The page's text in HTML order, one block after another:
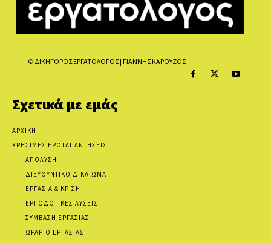
© ΔΙΚΗΓΟΡΟΣ ΕΡΓΑΤΟΛΟΓΟΣ | ΓΙΑΝΝΗΣ ΚΑΡΟΥΖΟΣ
Σχετικά με εμάς
ΑΡΧΙΚΗ
ΧΡΗΣΙΜΕΣ ΕΡΩΤΑΠΑΝΤΗΣΕΙΣ
ΑΠΟΛΥΣΗ
ΔΙΕΥΘΥΝΤΙΚΟ ΔΙΚΑΙΩΜΑ
ΕΡΓΑΣΙΑ & ΚΡΙΣΗ
ΕΡΓΟΔΟΤΙΚΕΣ ΛΥΣΕΙΣ
ΣΥΜΒΑΣΗ ΕΡΓΑΣΙΑΣ
ΩΡΑΡΙΟ ΕΡΓΑΣΙΑΣ